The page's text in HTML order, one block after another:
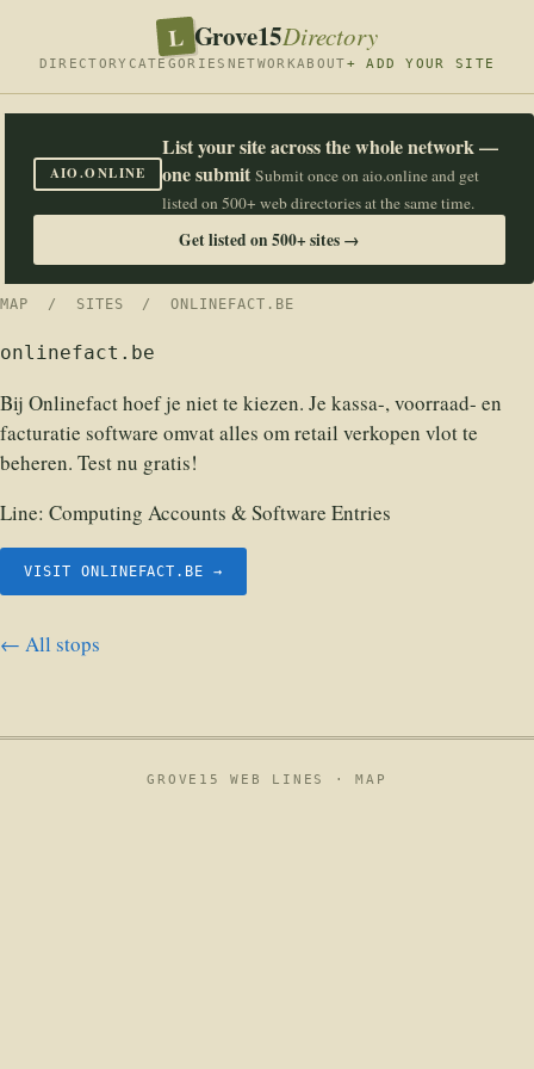
L Grove15Directory
DIRECTORY CATEGORIES NETWORKABOUT+ ADD YOUR SITE
AIO.ONLINE
List your site across the whole network —
one submit Submit once on aio.online and get
listed on 500+ web directories at the same time.
Get listed on 500+ sites →
MAP / SITES / ONLINEFACT.BE
onlinefact.be
Bij Onlinefact hoef je niet te kiezen. Je kassa-, voorraad- en
facturatie software omvat alles om retail verkopen vlot te
beheren. Test nu gratis!
Line: Computing Accounts & Software Entries
VISIT ONLINEFACT.BE →
← All stops
GROVE15 WEB LINES ·MAP